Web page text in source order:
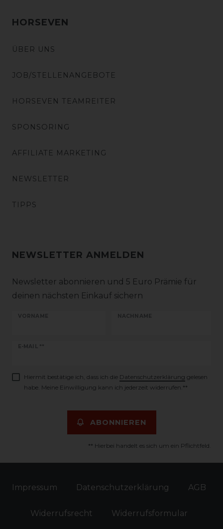
HORSEVEN
ÜBER UNS
JOB/STELLENANGEBOTE
HORSEVEN TEAMREITER
SPONSORING
AFFILIATE MARKETING
NEWSLETTER
TIPPS
NEWSLETTER ANMELDEN
Newsletter abonnieren und 5 Euro Prämie für
deinen nächsten Einkauf sichern
VORNAME NACHNAME
E-MAIL **
Newsletter
Hiermit bestätige ich, dass ich die Daten­schutz­erklärung gelesen
habe. Meine Einwilligung kann ich jederzeit widerrufen.**
ABONNIEREN
** Hierbei handelt es sich um ein Pflichtfeld.
Impressum Daten­schutz­erklärung AGB
Widerrufs­recht Widerrufs­formular